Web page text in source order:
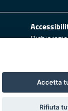
Obiettivi
Protezione
Vai al sito
Accetta
Rifiuta